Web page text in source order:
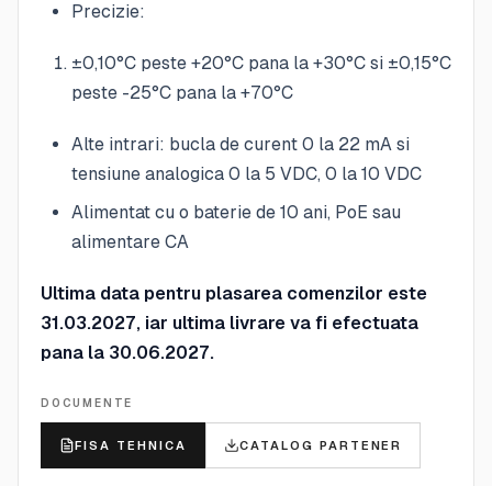
Precizie:
±0,10°C peste +20°C pana la +30°C si ±0,15°C
peste -25°C pana la +70°C
Alte intrari: bucla de curent 0 la 22 mA si
tensiune analogica 0 la 5 VDC, 0 la 10 VDC
Alimentat cu o baterie de 10 ani, PoE sau
alimentare CA
Ultima data pentru plasarea comenzilor este
31.03.2027, iar ultima livrare va fi efectuata
pana la 30.06.2027.
DOCUMENTE
FISA TEHNICA CATALOG PARTENER